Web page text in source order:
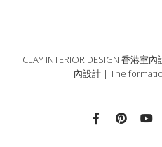
CLAY INTERIOR DESIGN 香港室
內設計 | The